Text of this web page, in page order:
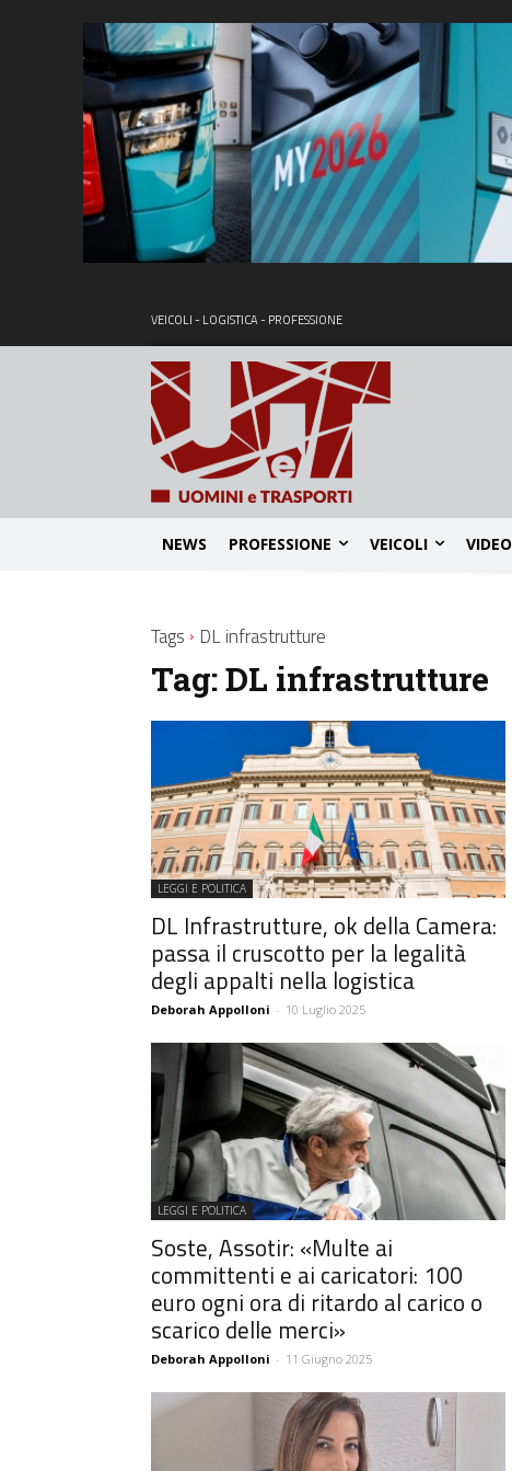
VEICOLI - LOGISTICA - PROFESSIONE
NEWS PROFESSIONE VEICOLI VIDEO
Tags DL infrastrutture
Tag:DL infrastrutture
LEGGI E POLITICA
DL Infrastrutture, ok della Camera:
passa il cruscotto per la legalità
degli appalti nella logistica
Deborah Appolloni - 10 Luglio 2025
LEGGI E POLITICA
Soste, Assotir: «Multe ai
committenti e ai caricatori: 100
euro ogni ora di ritardo al carico o
scarico delle merci»
Deborah Appolloni - 11 Giugno 2025